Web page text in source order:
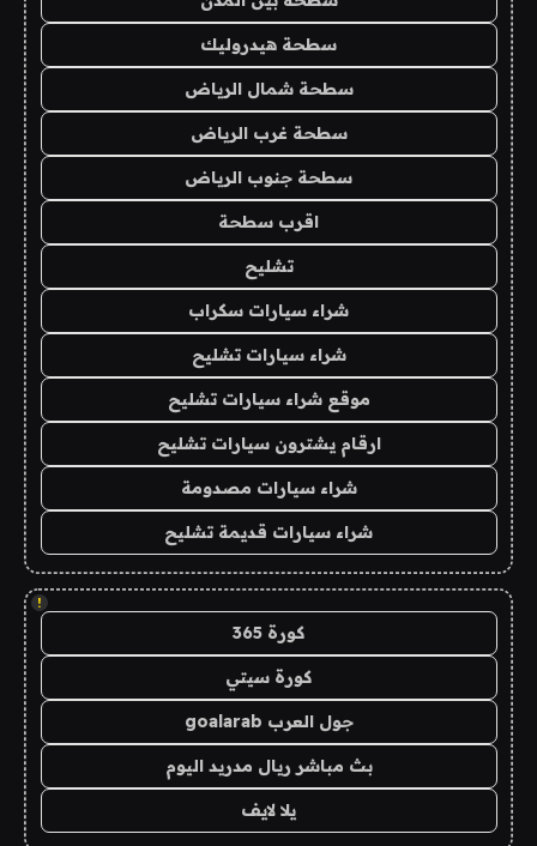
سطحة هيدروليك
سطحة شمال الرياض
سطحة غرب الرياض
سطحة جنوب الرياض
اقرب سطحة
تشليح
شراء سيارات سكراب
شراء سيارات تشليح
موقع شراء سيارات تشليح
ارقام يشترون سيارات تشليح
شراء سيارات مصدومة
شراء سيارات قديمة تشليح
!
كورة 365
كورة سيتي
جول العرب goalarab
بث مباشر ريال مدريد اليوم
يلا لايف